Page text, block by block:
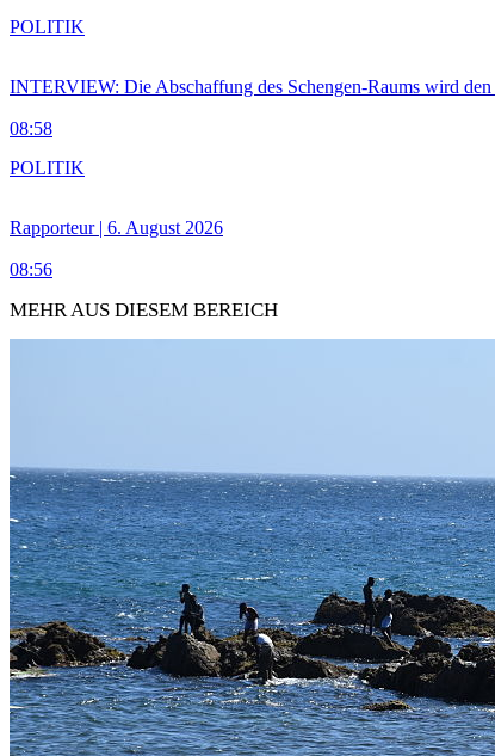
INTERVIEW: Die Abschaffung des Schengen-Raums wird
08:58
POLITIK
Rapporteur | 6. August 2026
08:56
POLITIK
MEHR AUS DIESEM BEREICH